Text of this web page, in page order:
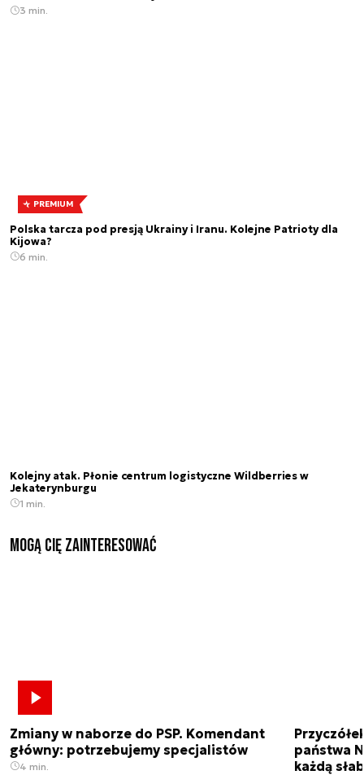
3 min.
PREMIUM
Polska tarcza pod presją Ukrainy i Iranu. Kolejne Patrioty dla
Kijowa?
6 min.
Kolejny atak. Płonie centrum logistyczne Wildberries w
Jekaterynburgu
1 min.
Mogą Cię zainteresować
Zmiany w naborze do PSP. Komendant
główny: potrzebujemy specjalistów
4 min.
państwa
każdą